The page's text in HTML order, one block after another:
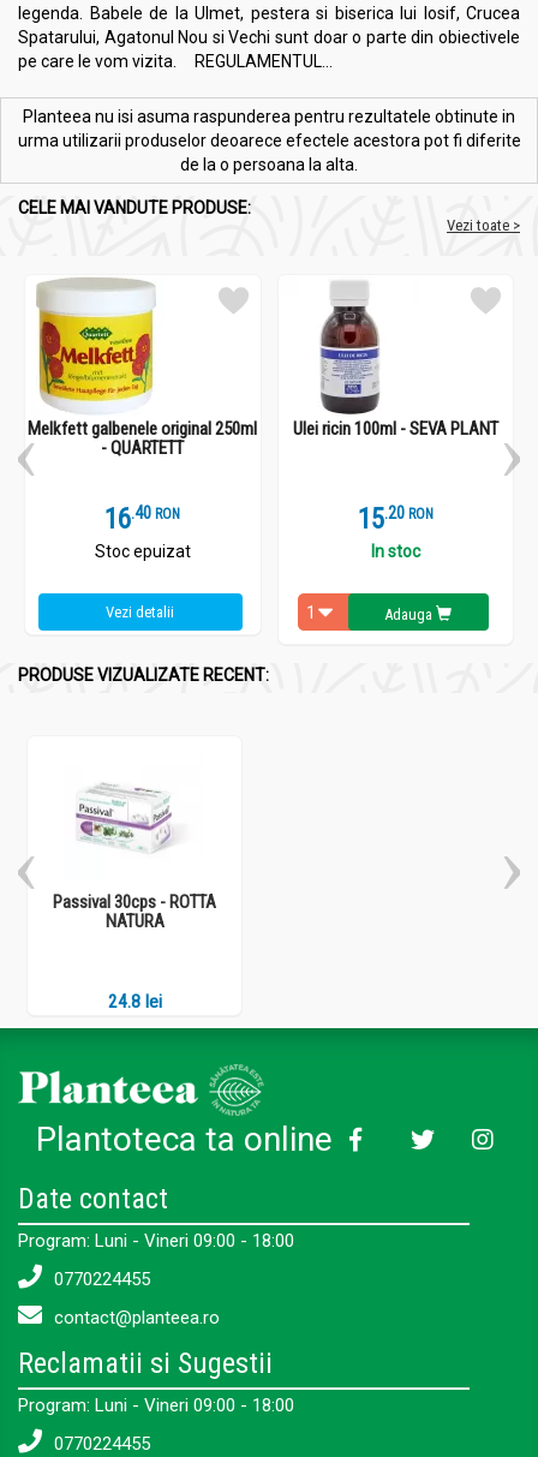
legenda. Babele de la Ulmet, pestera si biserica lui Iosif, Crucea
Spatarului, Agatonul Nou si Vechi sunt doar o parte din obiectivele
pe care le vom vizita. REGULAMENTUL...
Planteea nu isi asuma raspunderea pentru rezultatele obtinute in
urma utilizarii produselor deoarece efectele acestora pot fi diferite
de la o persoana la alta.
CELE MAI VANDUTE PRODUSE:
Vezi toate >
Melkfett galbenele original 250ml
- QUARTETT
16.4 RON
Stoc epuizat
Vezi detalii
Ulei ricin 100ml - SEVA PLANT
15.2 RON
In stoc
Adauga
PRODUSE VIZUALIZATE RECENT:
Passival 30cps - ROTTA
NATURA
24.8 lei
Plantoteca ta online
Date contact
Program: Luni - Vineri 09:00 - 18:00
0770224455
contact@planteea.ro
Reclamatii si Sugestii
Program: Luni - Vineri 09:00 - 18:00
0770224455